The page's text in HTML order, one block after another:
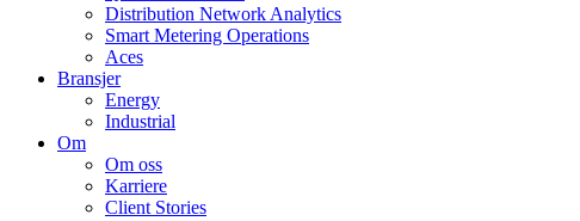
Distribution Network Analytics
Smart Metering Operations
Aces
Bransjer
Energy
Industrial
Om
Om oss
Karriere
Client Stories